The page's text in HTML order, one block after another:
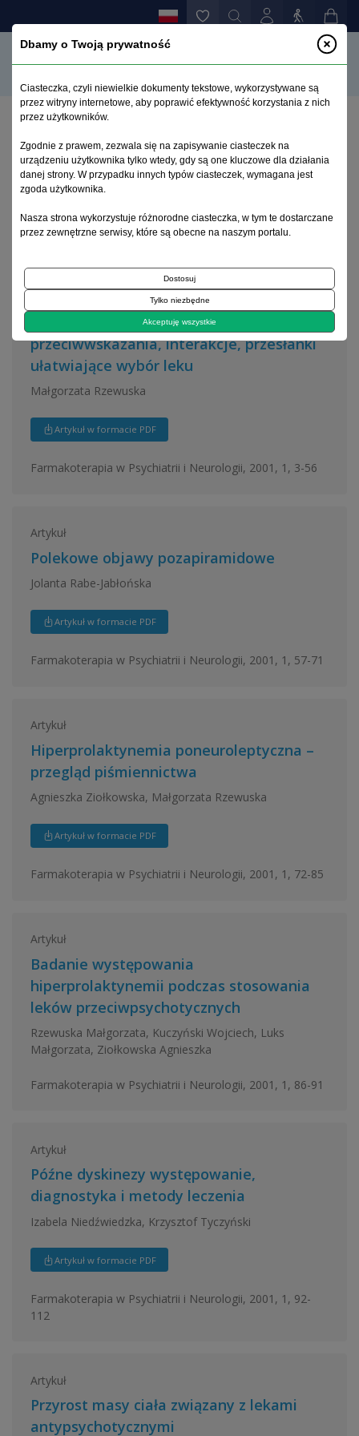
Archiwum 1995–2023
2001, tom 17, zeszyt 1
Leki przeciwpsychotyczne, wskazania,
przeciwwskazania, interakcje, przesłanki
ułatwiające wybór leku
Małgorzata Rzewuska
Artykuł w formacie PDF
Farmakoterapia w Psychiatrii i Neurologii, 2001, 1, 3-56
Artykuł
Polekowe objawy pozapiramidowe
Jolanta Rabe-Jabłońska
Artykuł w formacie PDF
Farmakoterapia w Psychiatrii i Neurologii, 2001, 1, 57-71
Artykuł
Hiperprolaktynemia poneuroleptyczna –
przegląd piśmiennictwa
Agnieszka Ziołkowska, Małgorzata Rzewuska
Artykuł w formacie PDF
Farmakoterapia w Psychiatrii i Neurologii, 2001, 1, 72-85
Artykuł
Badanie występowania
hiperprolaktynemii podczas stosowania
leków przeciwpsychotycznych
Rzewuska Małgorzata, Kuczyński Wojciech, Luks
Małgorzata, Ziołkowska Agnieszka
Farmakoterapia w Psychiatrii i Neurologii, 2001, 1, 86-91
Artykuł
Późne dyskinezy występowanie,
diagnostyka i metody leczenia
Izabela Niedźwiedzka, Krzysztof Tyczyński
Artykuł w formacie PDF
Farmakoterapia w Psychiatrii i Neurologii, 2001, 1, 92-
112
Artykuł
Przyrost masy ciała związany z lekami
antypsychotycznymi
Dbamy o Twoją prywatność
Ciasteczka, czyli niewielkie dokumenty tekstowe, wykorzystywane są
przez witryny internetowe, aby poprawić efektywność korzystania z nich
przez użytkowników.
Zgodnie z prawem, zezwala się na zapisywanie ciasteczek na
urządzeniu użytkownika tylko wtedy, gdy są one kluczowe dla działania
danej strony. W przypadku innych typów ciasteczek, wymagana jest
zgoda użytkownika.
Nasza strona wykorzystuje różnorodne ciasteczka, w tym te dostarczane
przez zewnętrzne serwisy, które są obecne na naszym portalu.
Dostosuj
Tylko niezbędne
Akceptuję wszystkie